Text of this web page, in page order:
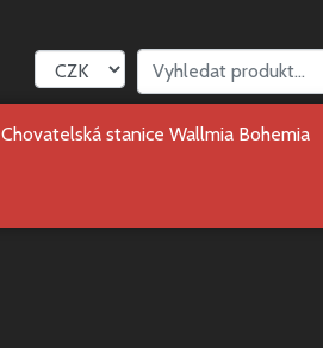
Chovatelská stanice Wallmia Bohemia